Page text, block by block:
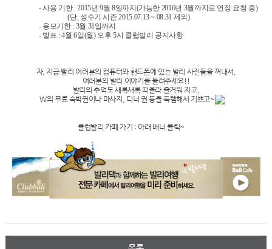
- 사용 기한 : 2015년 9월 8일까지(가능한 2016년 3월까지로 연장 요청 중)
(단, 성수기 시즌 2015.07.13 ~ 08.31 제외)
- 응모기한 : 3월 31일까지
- 발표 : 4월 6일(월) 오후 5시 클럽발리 공지사항
자, 지금 빨리 여러분의 컴퓨터와 핸드폰에 있는 발리 사진들을 꺼내서,
여러분의 발리 이야기를 들려주세요!!
발리의 추억도 새록새록 떠올라 즐거워 지고,
W의 무료 숙박권이나 마사지, 디너 권 등을 득템해서 기쁘고~
클럽발리 카페 가기 : 아래 배너 클릭~